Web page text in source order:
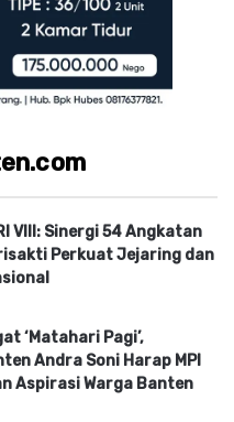
VIII: Sinergi 54 Angkatan
Perkuat Jejaring dan
‘Matahari Pagi’,
Andra Soni Harap MPI
Aspirasi Warga Banten